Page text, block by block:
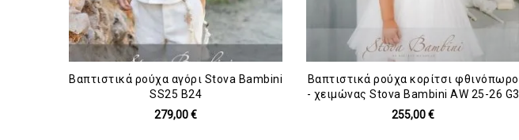
Βαπτιστικά ρούχα αγόρι Stova Bambini
SS25 B24
279,00 €
Βαπτιστικά ρούχα κορίτσι φθινόπωρο
- χειμώνας Stova Bambini AW 25-26 G3
255,00 €